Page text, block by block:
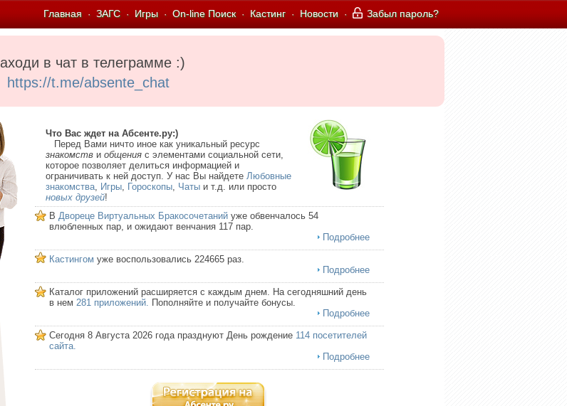
Главная · ЗАГС · Игры · On-line Поиск · Кастинг · Новости · Забыл пароль?
в чат в телеграмме :)
https://t.me/absente_chat
Что Вас ждет на Абсенте.ру:)
Перед Вами ничто иное как уникальный ресурс
знакомств и общения с элементами социальной сети,
которое позволяет делиться информацией и
ограничивать к ней доступ. У нас Вы найдете Любовные
знакомства, Игры, Гороскопы, Чаты и т.д. или просто
новых друзей!
В Двореце Виртуальных Бракосочетаний уже обвенчалось 54
влюбленных пар, и ожидают венчания 117 пар.
Подробнее
Кастингом уже воспользовались 224665 раз.
Подробнее
Каталог приложений расширяется с каждым днем. На сегодняшний день
в нем 281 приложений. Пополняйте и получайте бонусы.
Подробнее
Сегодня 8 Августа 2026 года празднуют День рождение 114 посетителей
сайта.
Подробнее